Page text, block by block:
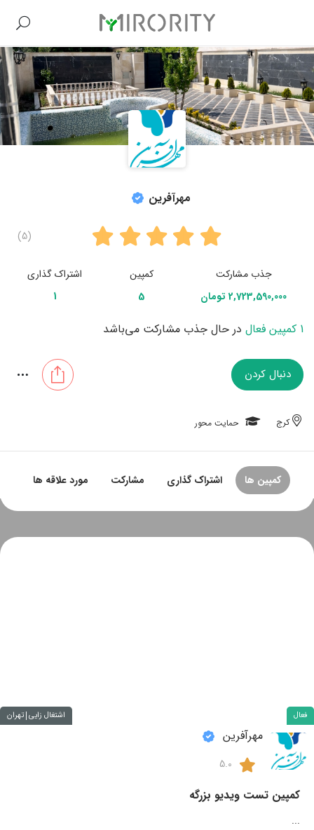
مهرآفرین
(5)
جذب مشارکت
2,723,590,000 تومان
کمپین
5
اشتراک گذاری
1
1 کمپین فعال در حال جذب مشارکت می‌باشد
دنبال کردن
کرج حمایت محور
کمپین ها اشتراک گذاری مشارکت مورد علاقه ها
فعال اشتغال زایی تهران
مهرآفرین
5.0
کمپین تست ویدیو بزرگه
...